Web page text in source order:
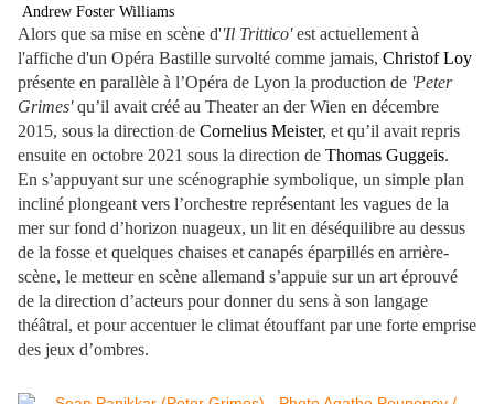
Andrew Foster Williams
Alors que sa mise en scène d''Il Trittico'est actuellement à
l'affiche d'un Opéra Bastille survolté comme jamais, Christof Loy
présente en parallèle à l’Opéra de Lyon la production de 'Peter
Grimes'qu’il avait créé au Theater an der Wien en décembre
2015, sous la direction de Cornelius Meister, et qu’il avait repris
ensuite en octobre 2021 sous la direction de Thomas Guggeis.
En s’appuyant sur une scénographie symbolique, un simple plan
incliné plongeant vers l’orchestre représentant les vagues de la
mer sur fond d’horizon nuageux, un lit en déséquilibre au dessus
de la fosse et quelques chaises et canapés éparpillés en arrière-
scène, le metteur en scène allemand s’appuie sur un art éprouvé
de la direction d’acteurs pour donner du sens à son langage
théâtral, et pour accentuer le climat étouffant par une forte emprise
des jeux d’ombres.